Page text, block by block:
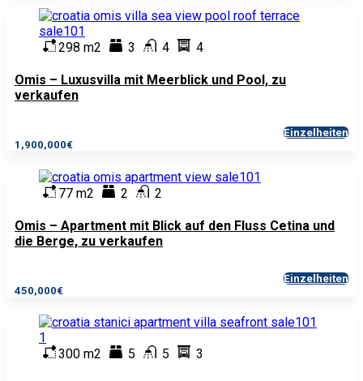
298 m2 3 4 4
Omis – Luxusvilla mit Meerblick und Pool, zu
verkaufen
1,900,000€
Einzelheiten
77 m2 2 2
Omis – Apartment mit Blick auf den Fluss Cetina und
die Berge, zu verkaufen
450,000€
Einzelheiten
300 m2 5 5 3